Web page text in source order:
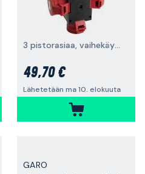
3 pistorasiaa, vaihekäyttöä varten
49,70 €
Lähetetään ma 10. elokuuta
GARO